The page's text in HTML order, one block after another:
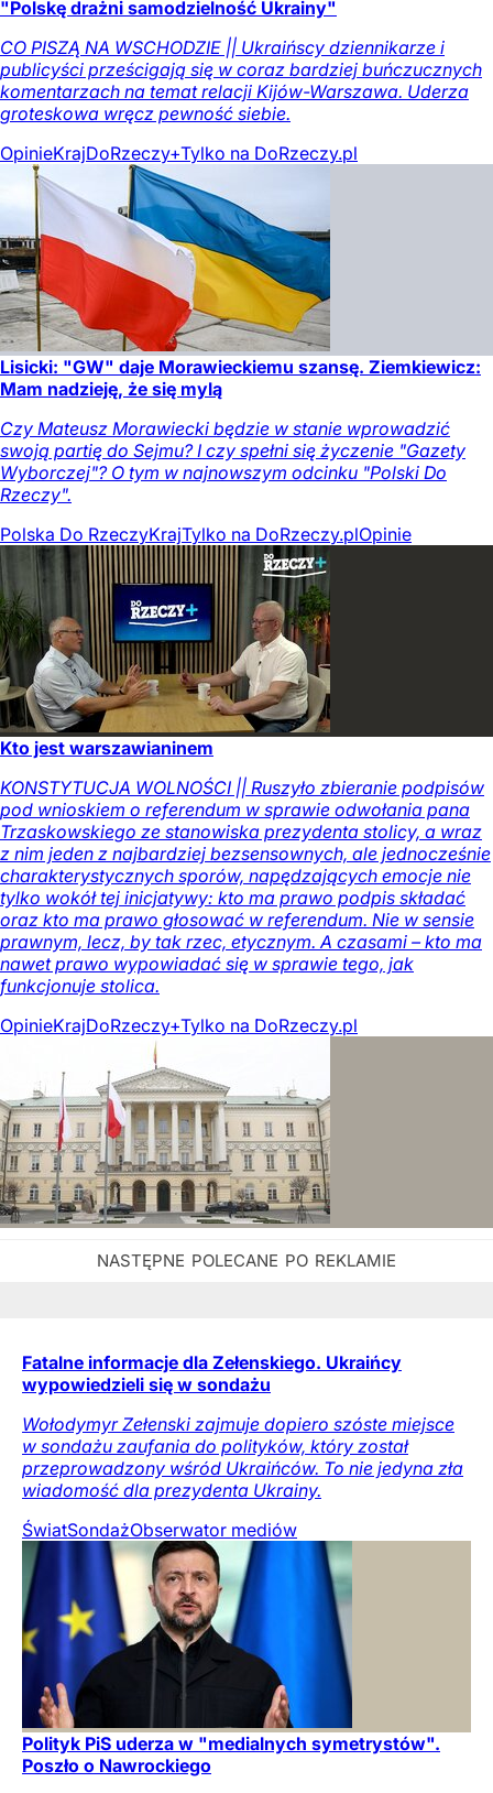
"Polskę drażni samodzielność Ukrainy"
CO PISZĄ NA WSCHODZIE || Ukraińscy dziennikarze i
publicyści prześcigają się w coraz bardziej buńczucznych
komentarzach na temat relacji Kijów-Warszawa. Uderza
groteskowa wręcz pewność siebie.
OpinieKrajDoRzeczy+Tylko na DoRzeczy.pl
Lisicki: "GW" daje Morawieckiemu szansę. Ziemkiewicz:
Mam nadzieję, że się mylą
Czy Mateusz Morawiecki będzie w stanie wprowadzić
swoją partię do Sejmu? I czy spełni się życzenie "Gazety
Wyborczej"? O tym w najnowszym odcinku "Polski Do
Rzeczy".
Polska Do RzeczyKrajTylko na DoRzeczy.plOpinie
Kto jest warszawianinem
KONSTYTUCJA WOLNOŚCI || Ruszyło zbieranie podpisów
pod wnioskiem o referendum w sprawie odwołania pana
Trzaskowskiego ze stanowiska prezydenta stolicy, a wraz
z nim jeden z najbardziej bezsensownych, ale jednocześnie
charakterystycznych sporów, napędzających emocje nie
tylko wokół tej inicjatywy: kto ma prawo podpis składać
oraz kto ma prawo głosować w referendum. Nie w sensie
prawnym, lecz, by tak rzec, etycznym. A czasami – kto ma
nawet prawo wypowiadać się w sprawie tego, jak
funkcjonuje stolica.
OpinieKrajDoRzeczy+Tylko na DoRzeczy.pl
Fatalne informacje dla Zełenskiego. Ukraińcy
wypowiedzieli się w sondażu
Wołodymyr Zełenski zajmuje dopiero szóste miejsce
w sondażu zaufania do polityków, który został
przeprowadzony wśród Ukraińców. To nie jedyna zła
wiadomość dla prezydenta Ukrainy.
ŚwiatSondażObserwator mediów
Polityk PiS uderza w "medialnych symetrystów".
Poszło o Nawrockiego